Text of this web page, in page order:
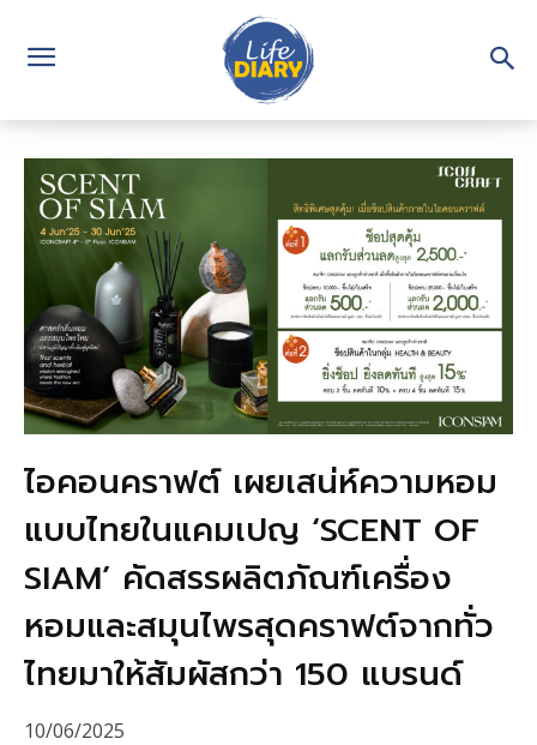
ไอคอนคราฟต์ เผยเสน่ห์ความหอม
แบบไทยในแคมเปญ ‘SCENT OF
SIAM’ คัดสรรผลิตภัณฑ์เครื่อง
หอมและสมุนไพรสุดคราฟต์จากทั่ว
ไทยมาให้สัมผัสกว่า 150 แบรนด์
10/06/2025